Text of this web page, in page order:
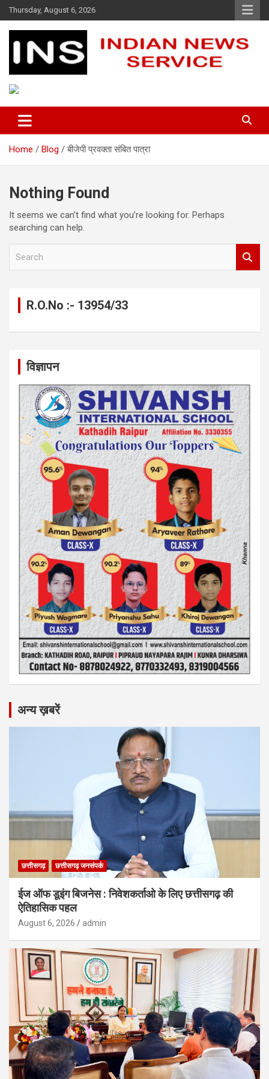
Skip
to
content
Thursday, August 6, 2026
Indian News Service
Home Blog बीजेपी प्रवक्ता संबित पात्रा
Nothing Found
It seems we can’t find what you’re looking for. Perhaps
searching can help.
R.O.No :- 13954/33
विज्ञापन
अन्य ख़बरें
छत्तीसगढ़ छत्तीसगढ़ जनसंपर्क
ईज ऑफ डूइंग बिजनेस : निवेशकर्ताओ के लिए छत्तीसगढ़ की
ऐतिहासिक पहल
August 6, 2026 admin